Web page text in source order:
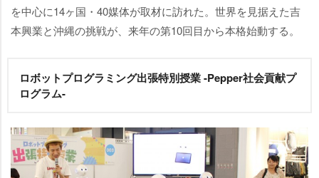
を中心に14ヶ国・40媒体が取材に訪れた。世界を見据えた吉
本興業と沖縄の挑戦が、来年の第10回目から本格始動する。
ロボットプログラミング出張特別授業 -Pepper社会貢献プ
ログラム-